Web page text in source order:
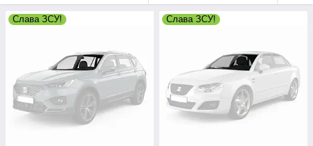
Слава ЗСУ! Слава ЗСУ!